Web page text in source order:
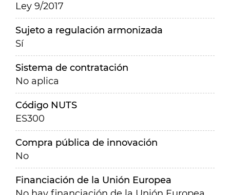
Ley 9/2017
Sujeto a regulación armonizada
Sí
Sistema de contratación
No aplica
Código NUTS
ES300
Compra pública de innovación
No
Financiación de la Unión Europea